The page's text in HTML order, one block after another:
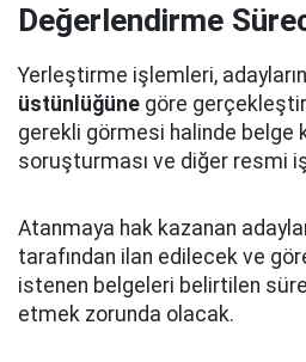
Değerlendirme
Yerleştirme işlemleri, adayların
üstünlüğüne göre
gerekli görmesi halinde belge
soruşturması ve diğer resmi
Atanmaya hak kazanan
tarafından ilan edilecek ve
istenen belgeleri belirtilen
etmek zorunda olacak.